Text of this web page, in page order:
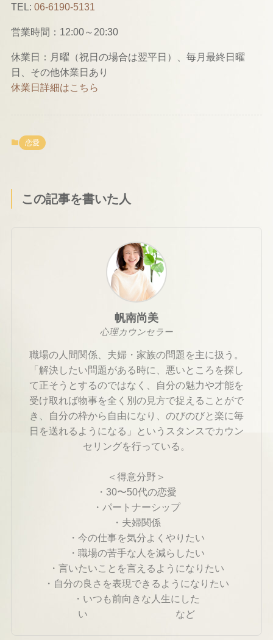
TEL: 06-6190-5131
営業時間：12:00～20:30
休業日：月曜（祝日の場合は翌平日）、毎月最終日曜
日、その他休業日あり
休業日詳細はこちら
恋愛
この記事を書いた人
帆南尚美
心理カウンセラー
職場の人間関係、夫婦・家族の問題を主に扱う。
「解決したい問題がある時に、悪いところを探し
て正そうとするのではなく、自分の魅力や才能を
受け取れば物事を全く別の見方で捉えることがで
き、自分の枠から自由になり、のびのびと楽に毎
日を送れるようになる」というスタンスでカウン
セリングを行っている。
＜得意分野＞
・30〜50代の恋愛
・パートナーシップ
・夫婦関係
・今の仕事を気分よくやりたい
・職場の苦手な人を減らしたい
・言いたいことを言えるようになりたい
・自分の良さを表現できるようになりたい
・いつも前向きな人生にした
い など